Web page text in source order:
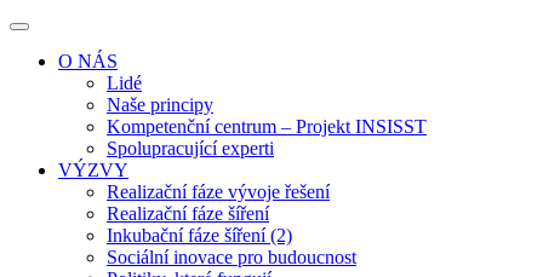
O NÁS
Lidé
Naše principy
Kompetenční centrum – Projekt INSISST
Spolupracující experti
VÝZVY
Realizační fáze vývoje řešení
Realizační fáze šíření
Inkubační fáze šíření (2)
Sociální inovace pro budoucnost